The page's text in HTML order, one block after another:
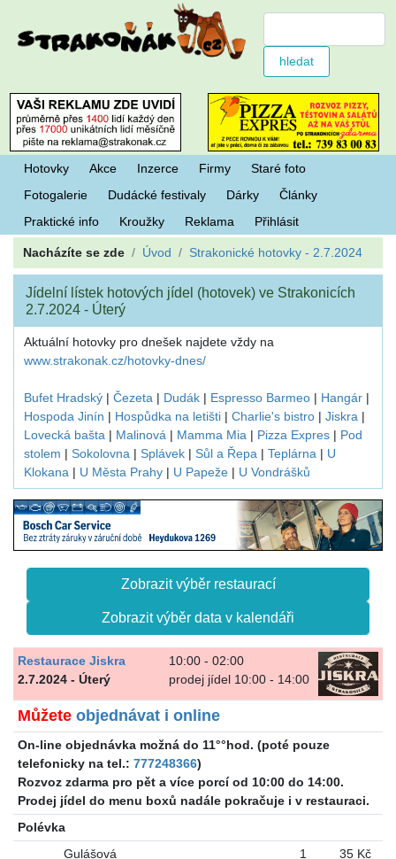
Hotovky Akce Inzerce Firmy
Staré foto
Fotogalerie
Dudácké festivaly Dárky
Články
Praktické info
Kroužky Reklama Přihlásit
Nacházíte se zde Úvod Strakonické hotovky - 2.7.2024
Jídelní lístek hotových jídel (hotovek) ve Strakonicích
2.7.2024 - Úterý
Aktuální hotovky pro dnešek najdete vždy na
www.strakonak.cz/hotovky-dnes/
Bufet Hradský |Čezeta | Dudák | Espresso Barmeo | Hangár |
Hospoda Jinín | Hospůdka na letišti |Charlie's bistro |Jiskra |
Lovecká bašta | Malinová | Mamma Mia | Pizza Expres | Pod
stolem |Sokolovna |Splávek |Sůl a Řepa |Teplárna | U
Klokana | U Města Prahy | U Papeže | U Vondrášků
Zobrazit výběr restaurací
Zobrazit výběr data v kalendáři
10:00 - 02:00
prodej jídel 10:00 - 14:00
Restaurace Jiskra
2.7.2024 - Úterý
Můžete objednávat i online
On-line objednávka možná do 11°°hod. (poté pouze
telefonicky na tel.: 777248366)
Rozvoz zdarma pro pět a více porcí od 10:00 do 14:00.
Prodej jídel do menu boxů nadále pokračuje i v restauraci.
Polévka
Gulášová
1
35 Kč